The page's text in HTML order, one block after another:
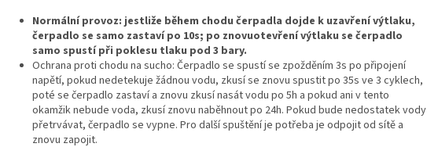
Normální provoz: jestliže během chodu čerpadla dojde k uzavření výtlaku,
čerpadlo se samo zastaví po 10s; po znovuotevření výtlaku se čerpadlo
samo spustí při poklesu tlaku pod 3 bary.
Ochrana proti chodu na sucho: Čerpadlo se spustí se zpožděním 3s po připojení
napětí, pokud nedetekuje žádnou vodu, zkusí se znovu spustit po 35s ve 3 cyklech,
poté se čerpadlo zastaví a znovu zkusí nasát vodu po 5h a pokud ani v tento
okamžik nebude voda, zkusí znovu naběhnout po 24h. Pokud bude nedostatek vody
přetrvávat, čerpadlo se vypne. Pro další spuštění je potřeba je odpojit od sítě a
znovu zapojit.